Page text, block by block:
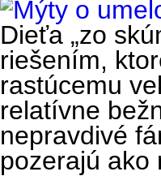
Dieťa „zo
riešením,
rastúcemu
relatívne
nepravdivé
pozerajú ako